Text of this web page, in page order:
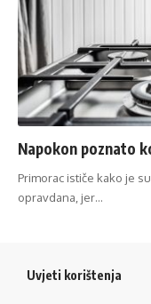
Napokon poznato
Primorac ističe kako je
opravdana, jer…
Uvjeti korištenja